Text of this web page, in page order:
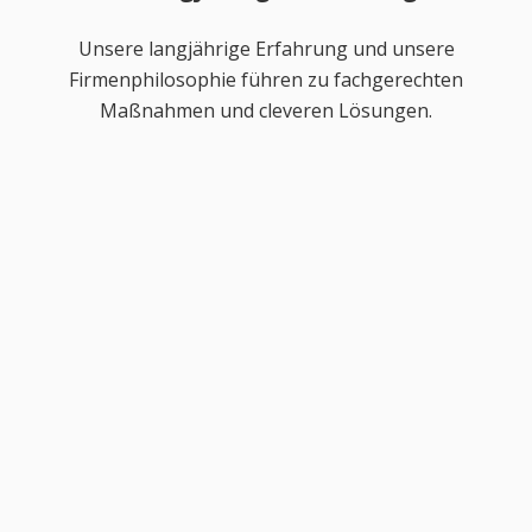
Unsere langjährige Erfahrung und unsere
Firmenphilosophie führen zu fachgerechten
Maßnahmen und cleveren Lösungen.